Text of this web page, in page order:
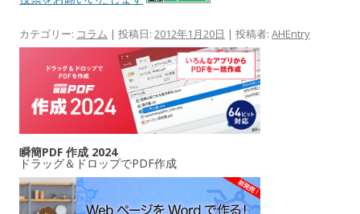
カテゴリー: コラム | 投稿日: 2012年1月20日 | 投稿者: AHEntry
瞬簡PDF 作成 2024
ドラッグ＆ドロップでPDF作成